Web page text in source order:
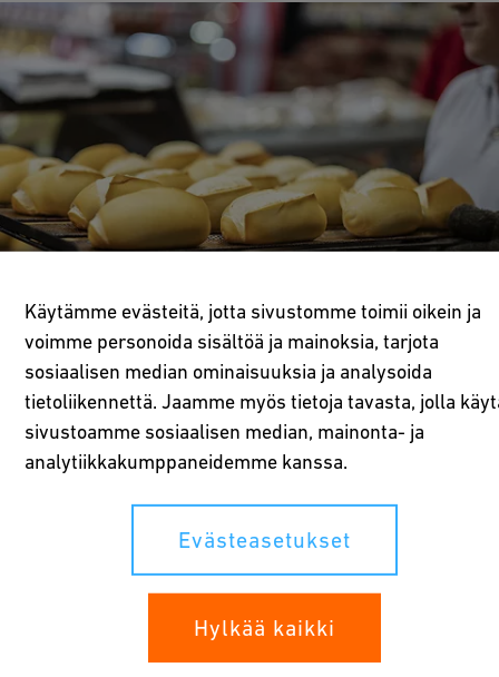
Käytämme evästeitä, jotta sivustomme toimii oikein ja
voimme personoida sisältöä ja mainoksia, tarjota
sosiaalisen median ominaisuuksia ja analysoida
tietoliikennettä. Jaamme myös tietoja tavasta, jolla
sivustoamme sosiaalisen median, mainonta- ja
analytiikkakumppaneidemme kanssa.
Evästeasetukset
Hylkää kaikki